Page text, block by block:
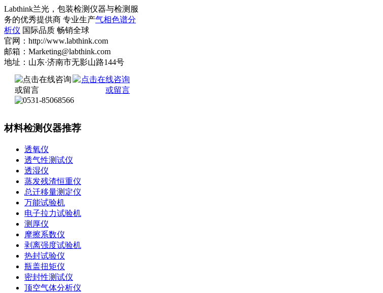
Labthink兰光，包装检测仪器与检测服
务的优秀提供商 专业生产气相色谱分
析仪 国际品质 畅销全球
官网：http://www.labthink.com
邮箱：Marketing@labthink.com
地址：山东·济南市无影山路144号
材料检测仪器推荐
透氧仪
透气性测试仪
透湿仪
蒸发残渣恒重仪
总迁移量测定仪
万能试验机
电子拉力试验机
测厚仪
摩擦系数仪
剥离强度试验机
热封试验仪
瓶盖扭矩仪
密封性测试仪
顶空气体分析仪